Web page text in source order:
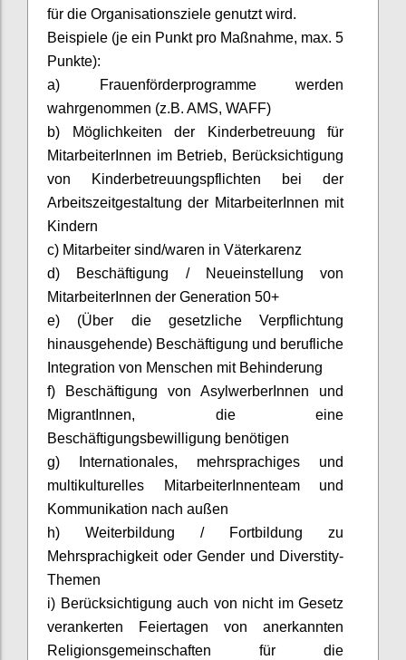
für die Organisationsziele genutzt wird.
Beispiele (je ein Punkt pro Maßnahme, max. 5
Punkte):
a) Frauenförderprogramme werden
wahrgenommen (z.B. AMS, WAFF)
b) Möglichkeiten der Kinderbetreuung für
MitarbeiterInnen im Betrieb, Berücksichtigung
von Kinderbetreuungspflichten bei der
Arbeitszeitgestaltung der MitarbeiterInnen mit
Kindern
c) Mitarbeiter sind/waren in Väterkarenz
d) Beschäftigung / Neueinstellung von
MitarbeiterInnen der Generation 50+
e) (Über die gesetzliche Verpflichtung
hinausgehende) Beschäftigung und berufliche
Integration von Menschen mit Behinderung
f) Beschäftigung von AsylwerberInnen und
MigrantInnen, die eine
Beschäftigungsbewilligung benötigen
g) Internationales, mehrsprachiges und
multikulturelles
MitarbeiterInnenteamund
Kommunikation nach außen
h) Weiterbildung / Fortbildung zu
Mehrsprachigkeit oder Gender und Diverstity-
Themen
i) Berücksichtigung auch von nicht im Gesetz
verankerten Feiertagen von anerkannten
Religionsgemeinschaften für die